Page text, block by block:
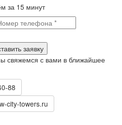
за 15 минут
заявку
свяжемся с вами в ближайшее
88
city-towers.ru